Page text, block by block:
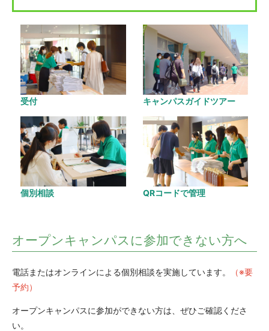
受付 キャンパスガイドツアー
個別相談 QRコードで管理
オープンキャンパスに参加できない方へ
電話またはオンラインによる個別相談を実施しています。
（※要
予約）
オープンキャンパスに参加ができない方は、ぜひご確認くださ
い。